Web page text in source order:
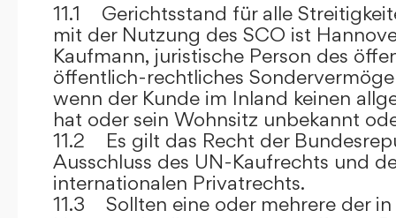
11.1 Gerichtsstand für alle
mit der Nutzung des SCO ist
Kaufmann, juristische Person des
öffentlich-rechtliches
wenn der Kunde im Inland keinen
hat oder sein Wohnsitz unbekannt
11.2 Es gilt das Recht der
Ausschluss des UN-Kaufrechts und
internationalen Privatrechts.
11.3 Sollten eine oder mehrere der in